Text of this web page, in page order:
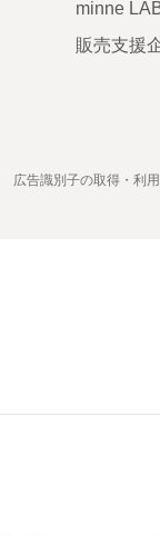
minne
販売支援
広告識別子の取得・利用